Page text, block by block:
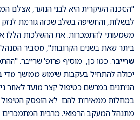
"הסכנה העיקרית היא לבני הנוער, אצלם
לבשלות, והחשיפה בשלב שכזה גורמת לנזק
משמעותי להתמכרות. את ההשלכות הללו אנו
ביתר שאת בשנים הקרובות", מסביר המנהל
שרייבר. כמו כן, מוסיף פרופ' שרייבר:
יכולה להתחיל בעקבות שימוש ממושך
הניתנים במרשם כטיפול קצר מועד לאחר
במחלות ממאירות להם לא הופסק הטיפול
מתנהל המעקב הרפואי. מרבית